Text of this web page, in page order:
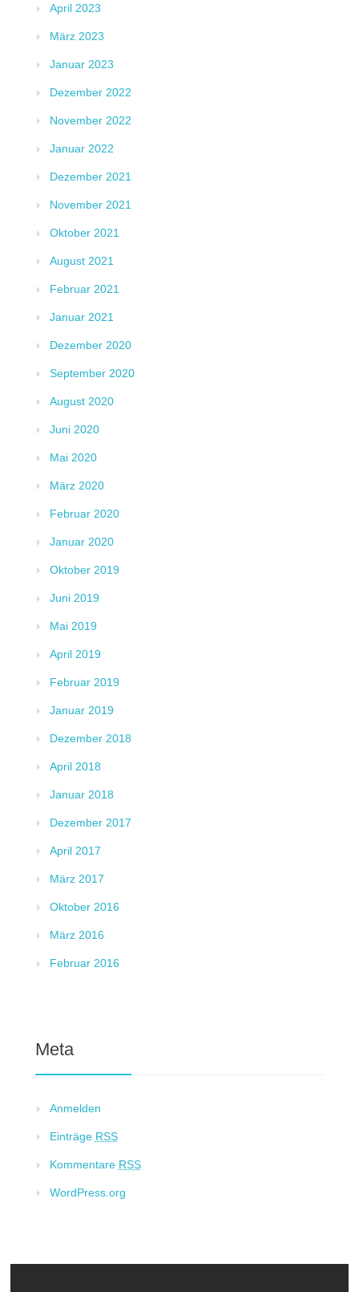
April 2023
März 2023
Januar 2023
Dezember 2022
November 2022
Januar 2022
Dezember 2021
November 2021
Oktober 2021
August 2021
Februar 2021
Januar 2021
Dezember 2020
September 2020
August 2020
Juni 2020
Mai 2020
März 2020
Februar 2020
Januar 2020
Oktober 2019
Juni 2019
Mai 2019
April 2019
Februar 2019
Januar 2019
Dezember 2018
April 2018
Januar 2018
Dezember 2017
April 2017
März 2017
Oktober 2016
März 2016
Februar 2016
Meta
Anmelden
Einträge RSS
Kommentare RSS
WordPress.org